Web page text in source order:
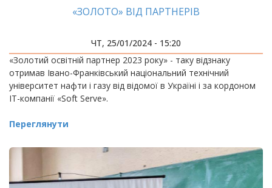
«ЗОЛОТО» ВІД ПАРТНЕРІВ
ЧТ, 25/01/2024 - 15:20
«Золотий освітній партнер 2023 року» - таку відзнаку
отримав Івано-Франківський національний технічний
університет нафти і газу від відомої в Україні і за кордоном
ІТ-компанії «Soft Serve».
Переглянути